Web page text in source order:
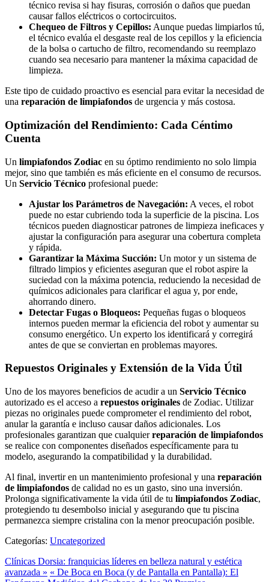
técnico revisa si hay fisuras, corrosión o daños que puedan
causar fallos eléctricos o cortocircuitos.
Chequeo de Filtros y Cepillos: Aunque puedas limpiarlos tú,
el técnico evalúa el desgaste real de los cepillos y la eficiencia
de la bolsa o cartucho de filtro, recomendando su reemplazo
cuando sea necesario para mantener la máxima capacidad de
limpieza.
Este tipo de cuidado proactivo es esencial para evitar la necesidad de
una reparación de limpiafondos de urgencia y más costosa.
Optimización del Rendimiento: Cada Céntimo
Cuenta
Un limpiafondos Zodiac en su óptimo rendimiento no solo limpia
mejor, sino que también es más eficiente en el consumo de recursos.
Un Servicio Técnico profesional puede:
Ajustar los Parámetros de Navegación: A veces, el robot
puede no estar cubriendo toda la superficie de la piscina. Los
técnicos pueden diagnosticar patrones de limpieza ineficaces y
ajustar la configuración para asegurar una cobertura completa
y rápida.
Garantizar la Máxima Succión: Un motor y un sistema de
filtrado limpios y eficientes aseguran que el robot aspire la
suciedad con la máxima potencia, reduciendo la necesidad de
químicos adicionales para clarificar el agua y, por ende,
ahorrando dinero.
Detectar Fugas o Bloqueos: Pequeñas fugas o bloqueos
internos pueden mermar la eficiencia del robot y aumentar su
consumo energético. Un experto los identificará y corregirá
antes de que se conviertan en problemas mayores.
Repuestos Originales y Extensión de la Vida Útil
Uno de los mayores beneficios de acudir a un Servicio Técnico
autorizado es el acceso a repuestos originales de Zodiac. Utilizar
piezas no originales puede comprometer el rendimiento del robot,
anular la garantía e incluso causar daños adicionales. Los
profesionales garantizan que cualquierreparación de limpiafondos
se realice con componentes diseñados específicamente para tu
modelo, asegurando la compatibilidad y la durabilidad.
Al final, invertir en un mantenimiento profesional y una reparación
de limpiafondos de calidad no es un gasto, sino una inversión.
Prolonga significativamente la vida útil de tu limpiafondos Zodiac,
protegiendo tu desembolso inicial y asegurando que tu piscina
permanezca siempre cristalina con la menor preocupación posible.
Categorías: Uncategorized
Clínicas Dorsia: franquicias líderes en belleza natural y estética
avanzada » « De Boca en Boca (y de Pantalla en Pantalla): El